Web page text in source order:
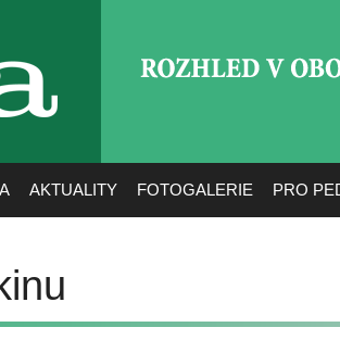
AKTUALITY FOTOGALERIE PRO